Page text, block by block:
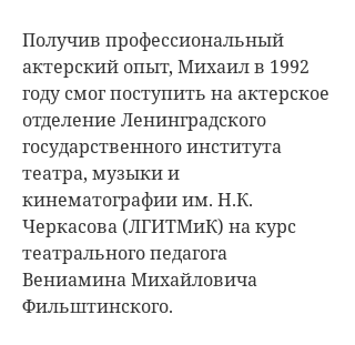
Получив профессиональный
актерский опыт, Михаил в 1992
году смог поступить на актерское
отделение Ленинградского
государственного института
театра, музыки и
кинематографии им. Н.К.
Черкасова (ЛГИТМиК) на курс
театрального педагога
Вениамина Михайловича
Фильштинского.